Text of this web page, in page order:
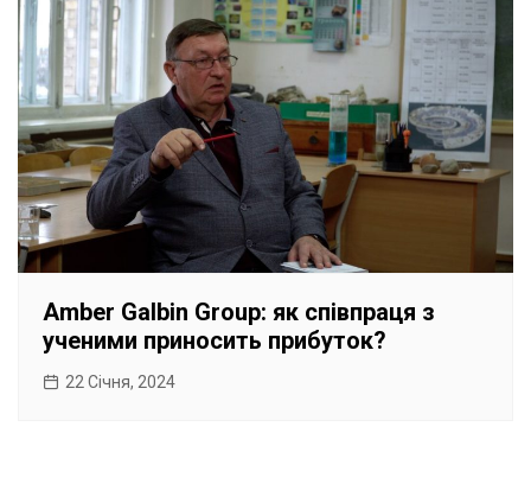
Amber Galbin Group: як співпраця з
ученими приносить прибуток?
22 Січня, 2024